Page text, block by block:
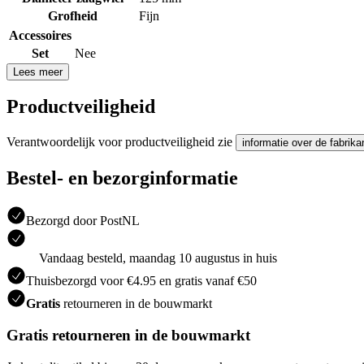
Grofheid
Fijn
Accessoires
Set
Nee
Lees meer
Productveiligheid
Verantwoordelijk voor productveiligheid zie informatie over de
Bestel- en bezorginformatie
Bezorgd door PostNL
Vandaag besteld, maandag 10 augustus in huis
Thuisbezorgd voor €4.95 en gratis vanaf €50
Gratis retourneren in de bouwmarkt
Gratis retourneren in de bouwmarkt